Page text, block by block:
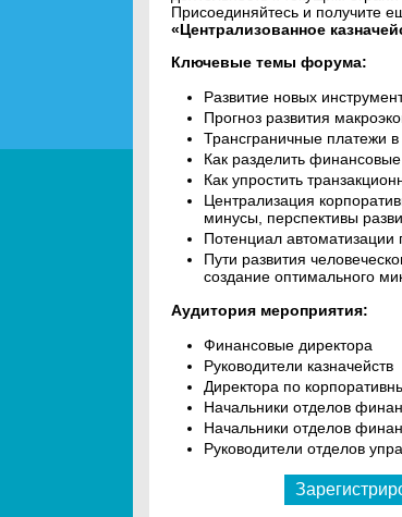
Присоединяйтесь и получите
«Централизованное
Ключевые темы форума:
Развитие новых
Прогноз развития
Трансграничные платежи
Как разделить
Как упростить
Централизация
минусы, перспективы
Потенциал автоматизации
Пути развития
создание оптимального
Аудитория мероприятия:
Финансовые директора
Руководители казначейств
Директора по
Начальники отделов
Начальники отделов
Руководители отделов